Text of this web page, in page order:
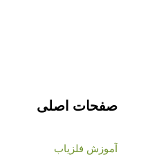
صفحات اصلی
آموزش فلزیاب